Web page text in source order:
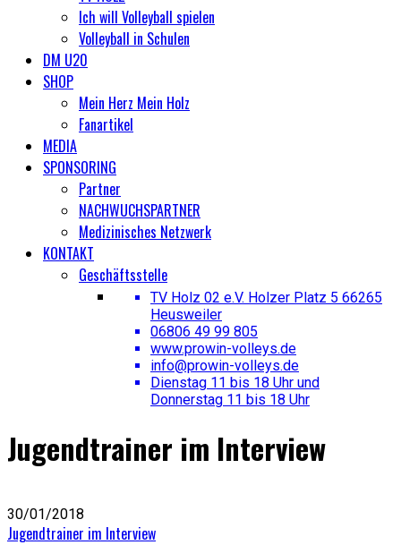
Ich will Volleyball spielen
Volleyball in Schulen
DM U20
SHOP
Mein Herz Mein Holz
Fanartikel
MEDIA
SPONSORING
Partner
NACHWUCHSPARTNER
Medizinisches Netzwerk
KONTAKT
Geschäftsstelle
TV Holz 02 e.V. Holzer Platz 5 66265
Heusweiler
06806 49 99 805
www.prowin-volleys.de
info@prowin-volleys.de
Dienstag 11 bis 18 Uhr und
Donnerstag 11 bis 18 Uhr
Jugendtrainer im Interview
30/01/2018
Jugendtrainer im Interview